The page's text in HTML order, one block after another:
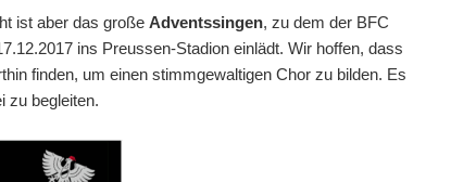
ist aber das große Adventssingen, zu dem der BFC
ins Preussen-Stadion einlädt. Wir hoffen, dass
finden, um einen stimmgewaltigen Chor zu bilden. Es
zu begleiten.